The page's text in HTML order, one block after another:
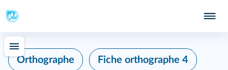
Orthographe Fiche orthographe 4